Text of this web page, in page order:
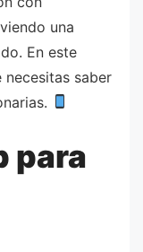
una
En este
saber
para